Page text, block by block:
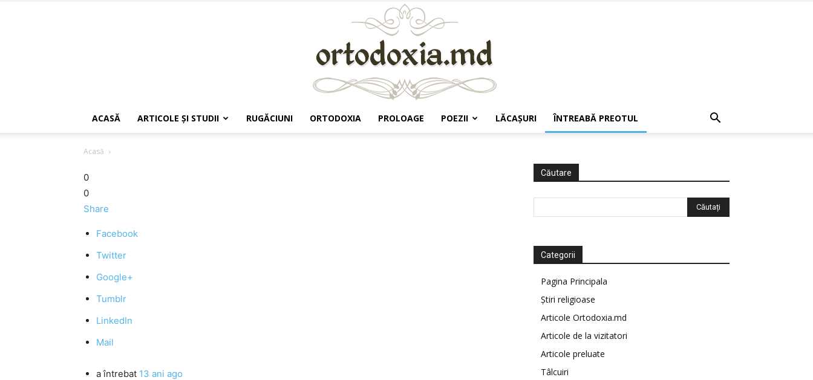
ACASĂ ARTICOLE ŞI STUDII RUGĂCIUNI ORTODOXIA PROLOAGE POEZII LĂCAŞURI ÎNTREABĂ PREOTUL
Acasă
0
0
Share
Facebook
Twitter
Google+
Tumblr
LinkedIn
Mail
a întrebat 13 ani ago
Căutare
Categorii
Pagina Principala
Știri religioase
Articole Ortodoxia.md
Articole de la vizitatori
Articole preluate
Tâlcuiri